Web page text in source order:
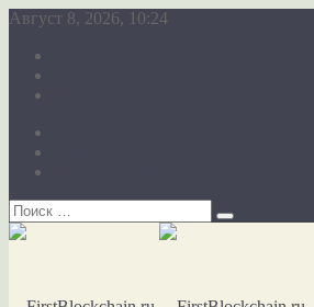
Август 8, 2026, 10:24